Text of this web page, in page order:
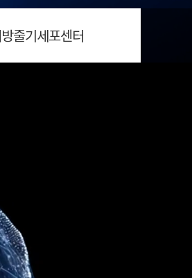
줄기세포센터